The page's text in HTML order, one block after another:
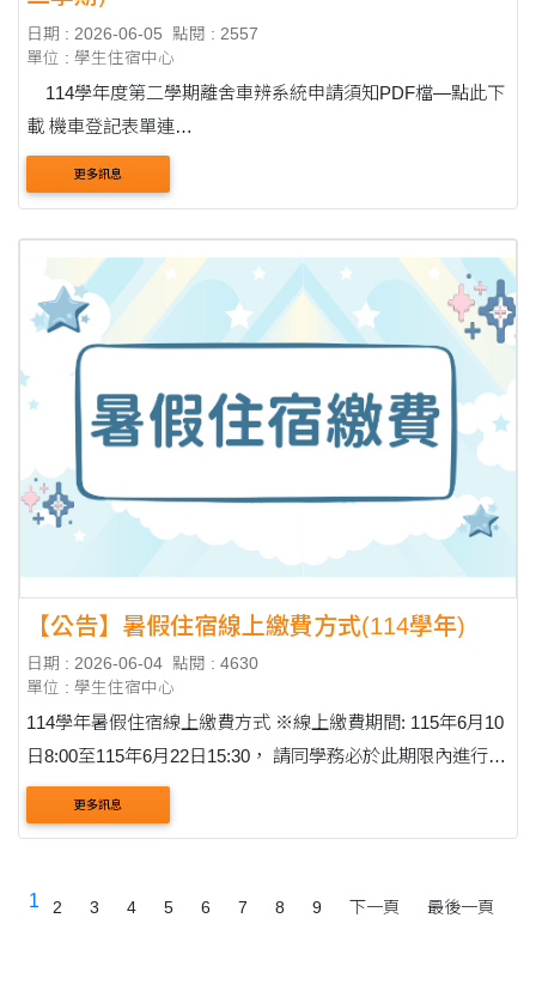
日期 : 2026-06-05
點閱 : 2557
單位 : 學生住宿中心
載 機車登記表單連
更多訊息
【公告】暑假住宿線上繳費方式(114學年)
日期 : 2026-06-04 點閱 : 4630
單位 : 學生住宿中心
114學年暑假住宿線上繳費方式 ※線上繳費期間: 115年6月10
日8:00至115年6月22日15:30， 請同學務必於此期限內進行繳
費。 步驟一:進入學生資訊系統最上方的欄位點選繳費並選擇
其他繳費。 步驟....
更多訊息
1 2 3 4 5 6 7 8 9 下一頁 最後一頁